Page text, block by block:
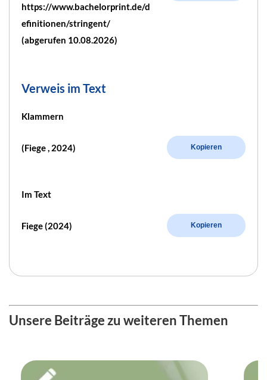
https://www.bachelorprint.de/d
efinitionen/stringent/
(abgerufen 10.08.2026)
Verweis im Text
Klammern
(Fiege , 2024) Kopieren
Im Text
Fiege (2024) Kopieren
Unsere Beiträge zu weiteren Themen